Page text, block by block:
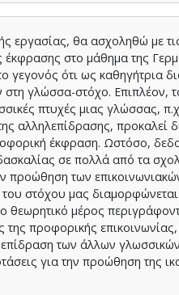
εργασίας, θα ασχοληθώ με
στο μάθημα της
γεγονός ότι ως καθηγήτρια
γλώσσα-στόχο. Επιπλέον,
πτυχές μιας γλώσσας,
αλληλεπίδρασης,
έκφραση. Ωστόσο,
σε πολλά από τα
των
του στόχου μας
θεωρητικό μέρος
προφορικής
επίδραση των άλλων
για την προώθηση της